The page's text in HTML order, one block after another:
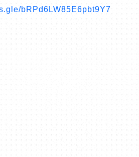
bRPd6LW85E6pbt9Y7